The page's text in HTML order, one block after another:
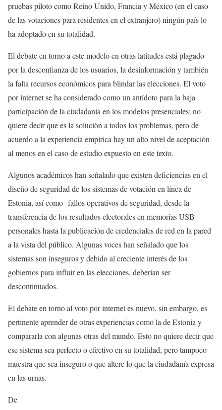
pruebas piloto como Reino Unido, Francia y México (en el caso
de las votaciones para residentes en el extranjero) ningún país lo
ha adoptado en su totalidad.
El debate en torno a este modelo en otras latitudes está plagado
por la desconfianza de los usuarios, la desinformación y también
la falta recursos económicos para blindar las elecciones. El voto
por internet se ha considerado como un antídoto para la baja
participación de la ciudadanía en los modelos presenciales; no
quiere decir que es la soluciòn a todos los problemas, pero de
acuerdo a la experiencia empírica hay un alto nivel de aceptación
al menos en el caso de estudio expuesto en este texto.
Algunos académicos han señalado que existen deficiencias en el
diseño de seguridad de los sistemas de votación en línea de
Estonia, así como fallos operativos de seguridad, desde la
transferencia de los resultados electorales en memorias USB
personales hasta la publicación de credenciales de red en la pared
a la vista del público. Algunas voces han señalado que los
sistemas son inseguros y debido al creciente interés de los
gobiernos para influir en las elecciones, deberían ser
descontinuados.
El debate en torno al voto por internet es nuevo, sin embargo, es
pertinente aprender de otras experiencias como la de Estonia y
compararla con algunas otras del mundo. Esto no quiere decir que
ese sistema sea perfecto o efectivo en su totalidad, pero tampoco
muestra que sea inseguro o que altere lo que la ciudadanía expresa
en las urnas.
De